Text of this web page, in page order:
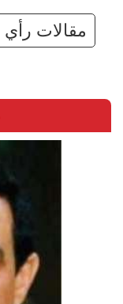
مقالات رأي